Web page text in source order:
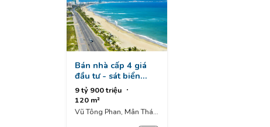
Bán nhà cấp 4 giá
đầu tư - sát biển
mân thái , đường vũ
tông phan - giá chỉ
9.xx tỉ
9 tỷ 900 triệu
120 m²
Vũ Tông Phan, Mân Thái,